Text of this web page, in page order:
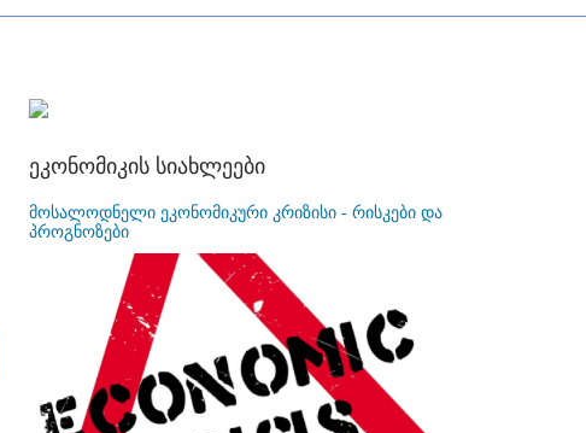
ეკონომიკის სიახლეები
მოსალოდნელი ეკონომიკური კრიზისი - რისკები და
პროგნოზები